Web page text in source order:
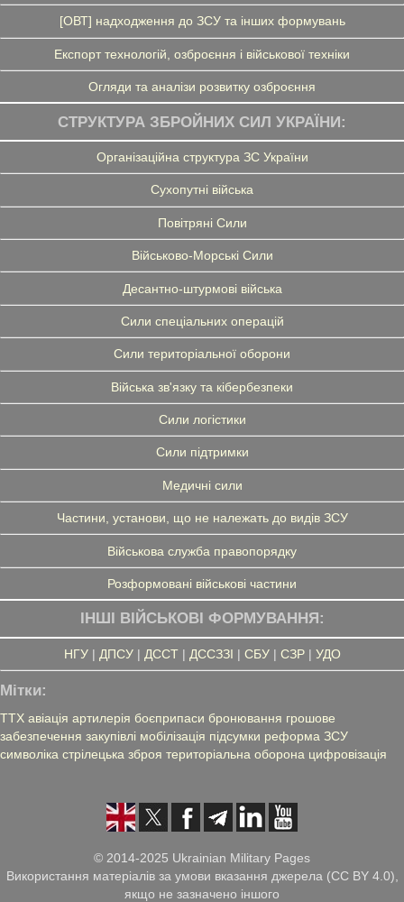
[ОВТ] надходження до ЗСУ та інших формувань
Експорт технологій, озброєння і військової техніки
Огляди та аналізи розвитку озброєння
СТРУКТУРА ЗБРОЙНИХ СИЛ УКРАЇНИ:
Організаційна структура ЗС України
Сухопутні війська
Повітряні Сили
Військово-Морські Сили
Десантно-штурмові війська
Сили спеціальних операцій
Сили територіальної оборони
Війська зв'язку та кібербезпеки
Сили логістики
Сили підтримки
Медичні сили
Частини, установи, що не належать до видів ЗСУ
Військова служба правопорядку
Розформовані військові частини
ІНШІ ВІЙСЬКОВІ ФОРМУВАННЯ:
НГУ| ДПСУ| ДССТ| ДССЗЗІ | СБУ| СЗР| УДО
Мітки:
ТТХ авіація артилерія боєприпаси бронювання грошове
забезпечення закупівлі мобілізація підсумки реформа ЗСУ
символіка стрілецька зброя територіальна оборона цифровізація
© 2014-2025 Ukrainian Military Pages
Використання матеріалів за умови вказання джерела (CC BY 4.0),
якщо не зазначено іншого